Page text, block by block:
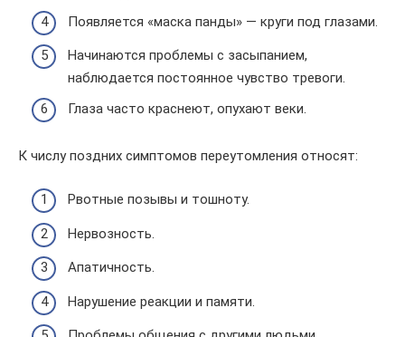
Появляется «маска панды» — круги под глазами.
Начинаются проблемы с засыпанием,
наблюдается постоянное чувство тревоги.
Глаза часто краснеют, опухают веки.
К числу поздних симптомов переутомления относят:
Рвотные позывы и тошноту.
Нервозность.
Апатичность.
Нарушение реакции и памяти.